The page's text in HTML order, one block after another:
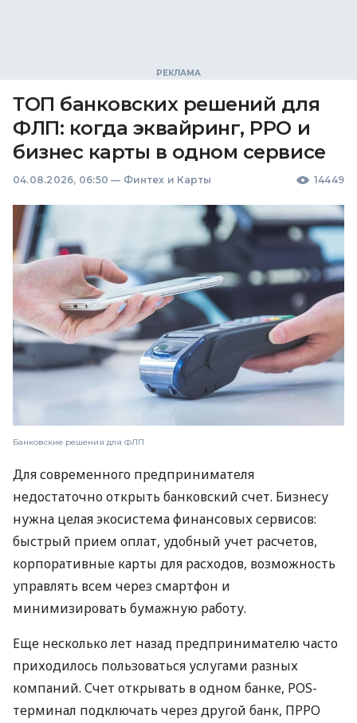
ТОП банковских решений для
ФЛП: когда эквайринг, РРО и
бизнес карты в одном сервисе
04.08.2026, 06:50 — Финтех и Карты 14449
Банковские решения для ФЛП
Для современного предпринимателя
недостаточно открыть банковский счет. Бизнесу
нужна целая экосистема финансовых сервисов:
быстрый прием оплат, удобный учет расчетов,
корпоративные карты для расходов, возможность
управлять всем через смартфон и
минимизировать бумажную работу.
Еще несколько лет назад предпринимателю часто
приходилось пользоваться услугами разных
компаний. Счет открывать в одном банке, POS-
терминал подключать через другой банк, ПРРО